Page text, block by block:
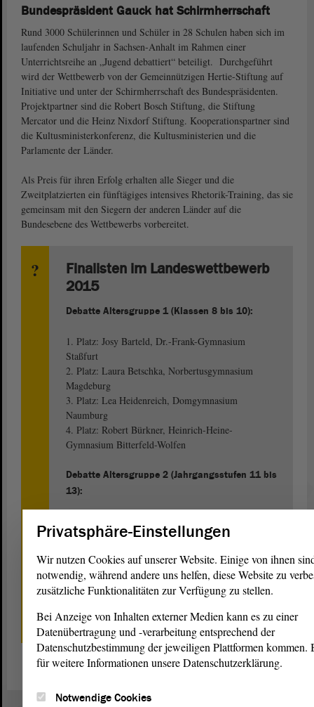
Bundespräsident Gauck hat Schirmherrschaft
Rund 3000 Schülerinnen und Schüler in 28 Schulen haben sich im
laufenden Schuljahr in Sachsen-Anhalt im Rahmen einer
Unterrichtsreihe an „Jugend debattiert“ beteiligt. Durchgeführt
wird der Wettbewerb von der Gemeinnützigen Hertie-Stiftung auf
Initiative und unter der Schirmherrschaft des Bundespräsidenten.
Projektpartner sind die Robert Bosch Stiftung, die Stiftung
Mercator und die Heinz Nixdorf Stiftung. Kooperationspartner sind
die Kultusministerkonferenz, die Kultusministerien und die
Parlamente der Länder.
Als Preis für ihren Erfolg erhalten alle Sieger und die
Zweitplatzierten ein fünftägiges intensives Rhetorik-Training, das sie
gemeinsam mit den Siegern der anderen Länder auf die
Bundesebene des Wettbewerbs vorbereitet.
Finalisten im Landeswettbewerb
2015
Debatte Altersgruppe 1 (Klassen 8 bis 10):
1. Platz: Josy Barteld, Dr.-Frank-Gymnasium
Staßfurt
2. Platz: Laura Betschka, Norbertusgymnasium
Magdeburg
3. Platz: Lea Heidenreich, Domgymnasium
Naumburg
4. Platz: Robert Bürkner, Heinrich-Heine-
Gymnasium Bitterfeld-Wolfen
Debatte Altersgruppe 2 (Jahrgangsstufen 11 bis
13):
Naumburg
3. Platz: Daniel Kretschmer, Dr.-Frank-Gymnasium
Staßfurt
4. Platz: Conrad Heilemann, Norbertusgymnasium
Privatsphäre-Einstellungen
Wir nutzen Cookies auf unserer Website. Einige von ihnen
notwendig, während andere uns helfen, diese Website zu
zusätzliche Funktionalitäten zur Verfügung zu stellen.
Bei Anzeige von Inhalten externer Medien kann es zu einer
Datenübertragung und -verarbeitung entsprechend der
Datenschutzbestimmung der jeweiligen Plattformen kommen.
für weitere Informationen unsere Datenschutzerklärung.
Notwendige Cookies